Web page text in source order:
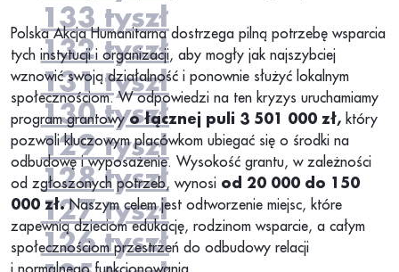
133 tyszł
132 tyszł
131 tyszł
130 tyszł
129 tyszł
128 tyszł
127 tyszł
126 tyszł
Polska Akcja Humanitarna dostrzega pilną potrzebę wsparcia
tych instytucji i organizacji, aby mogły jak najszybciej
wznowić swoją działalność i ponownie służyć lokalnym
społecznościom. W odpowiedzi na ten kryzys uruchamiamy
program grantowyo łącznej puli 3 501 000 zł, który
pozwoli kluczowym placówkom ubiegać się o środki na
odbudowę i wyposażenie. Wysokość grantu, w zależności
od zgłoszonych potrzeb, wynosi od 20 000 d o 150
000 zł.Naszym celem jest odtworzenie miejsc, które
zapewnią dzieciom edukację, rodzinom wsparcie, a całym
społecznościom przestrzeń do odbudowy relacji
i normalnego funkcjonowania.